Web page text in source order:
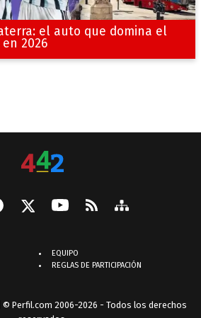
el auto que domina el
2026
EQUIPO
REGLAS DE PARTICIPACIÓN
| © Perfil.com 2006-2026 - Todos los derechos